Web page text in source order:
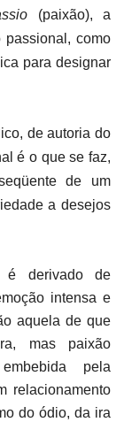
(paixão), a
como
para designar
de autoria do
é o que se faz,
de um
a desejos
é derivado de
intensa e
aquela de que
mas paixão
pela
relacionamento
do ódio, da ira